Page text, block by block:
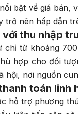
bật về giá bán,
trở nên hấp dẫn
với thu nhập
chỉ từ khoảng
hợp cho đối
hội, nơi nguồn
toán linh
hỗ trợ phương